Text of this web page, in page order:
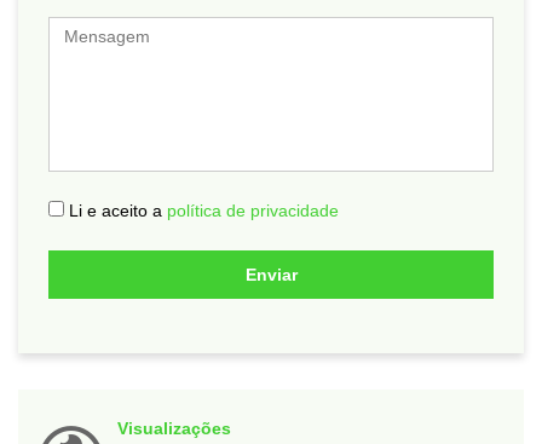
Mensagem
Li e aceito a política de privacidade
Enviar
Visualizações